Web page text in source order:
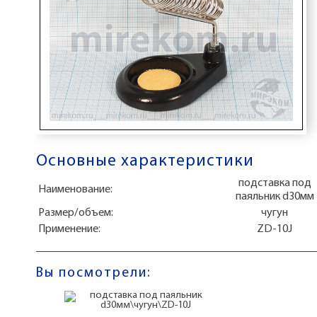
Основные характеристики
Наименование:
подставка под
паяльник d30мм
Размер/объем:
чугун
Применение:
ZD-10J
Вы посмотрели: